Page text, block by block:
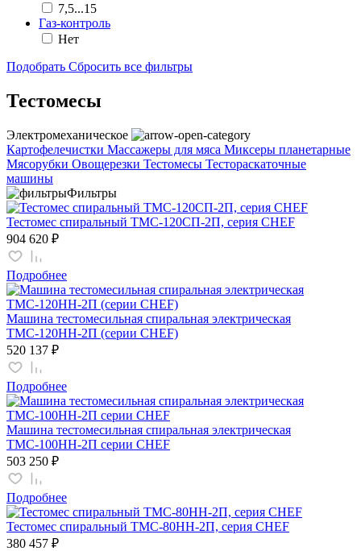
7,5...15
Газ-контроль
Нет
Подобрать Сбросить все фильтры
Тестомесы
Электромеханическое
Картофелечистки Массажеры для мяса Миксеры планетарные
Мясорубки Овощерезки Тестомесы Тестораскаточные
машины
Фильтры
Тестомес спиральный ТМС-120СП-2П, серия CHEF
904 620 ₽
Подробнее
Машина тестомесильная спиральная электрическая
ТМС-120НН-2П (серии CHEF)
520 137 ₽
Подробнее
Машина тестомесильная спиральная электрическая
ТМС-100НН-2П серии CHEF
503 250 ₽
Подробнее
Тестомес спиральный ТМС-80НН-2П, серия CHEF
380 457 ₽